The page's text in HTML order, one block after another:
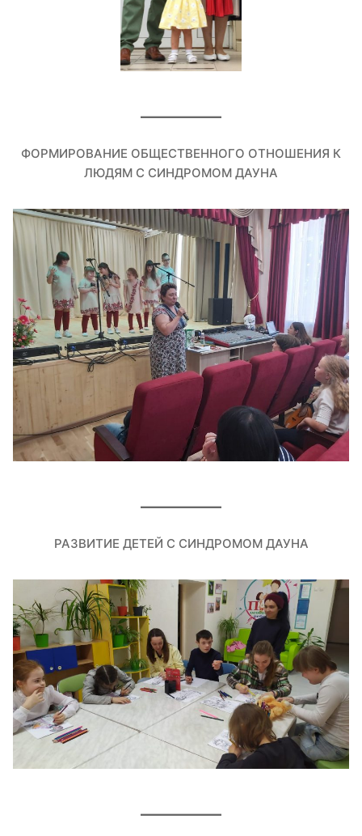
ФОРМИРОВАНИЕ ОБЩЕСТВЕННОГО ОТНОШЕНИЯ К
ЛЮДЯМ С СИНДРОМОМ ДАУНА
РАЗВИТИЕ ДЕТЕЙ С СИНДРОМОМ ДАУНА